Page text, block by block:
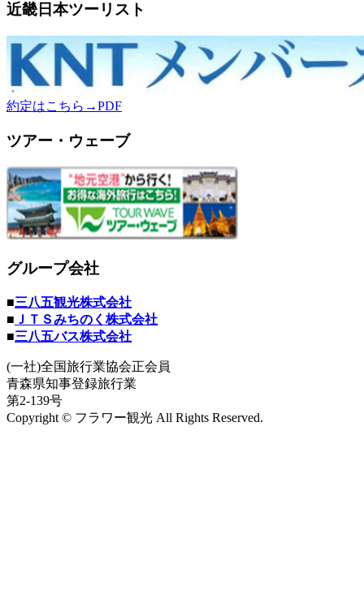
近畿日本ツーリスト
約定はこちら→PDF
ツアー・ウェーブ
グループ会社
■三八五観光株式会社
■ ＪＴＳみちのく株式会社
■三八五バス株式会社
(一社)全国旅行業協会正会員
青森県知事登録旅行業
第2-139号
Copyright © フラワー観光 All Rights Reserved.